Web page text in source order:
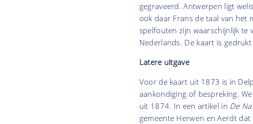
gegraveerd. Antwerpen ligt
ook daar Frans de taal van het
spelfouten zijn waarschijnlijk te
Nederlands. De kaart is
Latere uitgave
Voor de kaart uit 1873 is in
aankondiging of bespreking.
uit 1874. In een artikel in De
gemeente Herwen en Aerdt